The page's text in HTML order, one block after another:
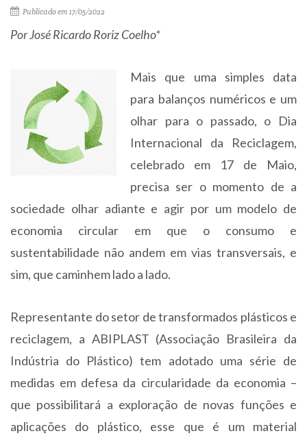
Publicado em 17/05/2022
Por José Ricardo Roriz Coelho*
Mais que uma simples data
para balanços numéricos e um
olhar para o passado, o Dia
Internacional da Reciclagem,
celebrado em 17 de Maio,
precisa ser o momento de a
sociedade olhar adiante e agir por um modelo de
economia circular em que o consumo e
sustentabilidade não andem em vias transversais, e
sim, que caminhem lado a lado.
Representante do setor de transformados plásticos e
reciclagem, a ABIPLAST (Associação Brasileira da
Indústria do Plástico) tem adotado uma série de
medidas em defesa da circularidade da economia –
que possibilitará a exploração de novas funções e
aplicações do plástico, esse que é um material